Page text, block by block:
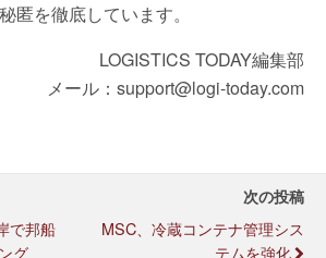
匿を徹底しています。
LOGISTICS TODAY編集部
メール：support@logi-today.com
で邦船
グ
次の投稿
MSC、冷蔵コンテナ管理シス
テムを強化